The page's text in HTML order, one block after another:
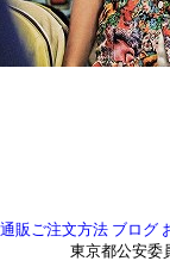
通販ご注文方法 ブログ
東京都公安委